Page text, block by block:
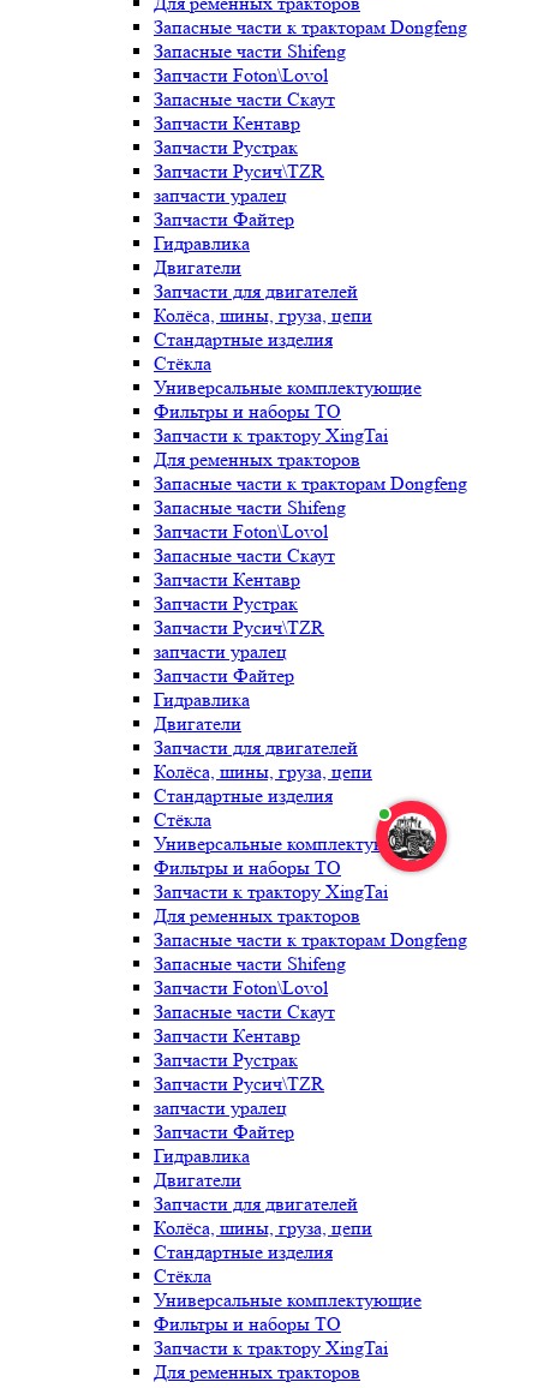
Запасные части к тракторам Dongfeng
Запасные части Shifeng
Запчасти Foton\Lovol
Запасные части Скаут
Запчасти Кентавр
Запчасти Рустрак
Запчасти Русич\TZR
запчасти уралец
Запчасти Файтер
Гидравлика
Двигатели
Запчасти для двигателей
Колёса, шины, груза, цепи
Стандартные изделия
Стёкла
Универсальные комплектующие
Фильтры и наборы ТО
Запчасти к трактору XingTai
Для ременных тракторов
Запасные части к тракторам Dongfeng
Запасные части Shifeng
Запчасти Foton\Lovol
Запасные части Скаут
Запчасти Кентавр
Запчасти Рустрак
Запчасти Русич\TZR
запчасти уралец
Запчасти Файтер
Гидравлика
Двигатели
Запчасти для двигателей
Колёса, шины, груза, цепи
Стандартные изделия
Стёкла
Универсальные комплектующие
Фильтры и наборы ТО
Запчасти к трактору XingTai
Для ременных тракторов
Запасные части к тракторам Dongfeng
Запасные части Shifeng
Запчасти Foton\Lovol
Запасные части Скаут
Запчасти Кентавр
Запчасти Рустрак
Запчасти Русич\TZR
запчасти уралец
Запчасти Файтер
Гидравлика
Двигатели
Запчасти для двигателей
Колёса, шины, груза, цепи
Стандартные изделия
Стёкла
Универсальные комплектующие
Фильтры и наборы ТО
Запчасти к трактору XingTai
Для ременных тракторов